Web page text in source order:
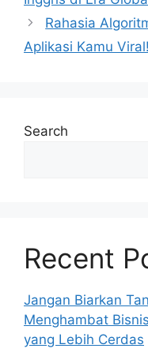
Rahasia
Aplikasi Kamu
Search
Recent
Jangan Biarkan
Menghambat
yang Lebih Cerdas